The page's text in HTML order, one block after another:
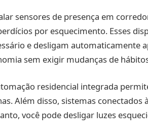
sensores de presença em
por esquecimento. Esses
e desligam automaticamente
sem exigir mudanças de
residencial integrada
Além disso, sistemas
você pode desligar luzes